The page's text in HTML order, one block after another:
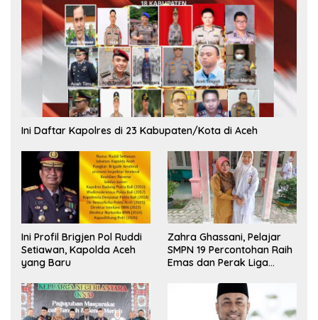
Ini Daftar Kapolres di 23 Kabupaten/Kota di Aceh
Ini Profil Brigjen Pol Ruddi
Setiawan, Kapolda Aceh
yang Baru
Zahra Ghassani, Pelajar
SMPN 19 Percontohan Raih
Emas dan Perak Liga